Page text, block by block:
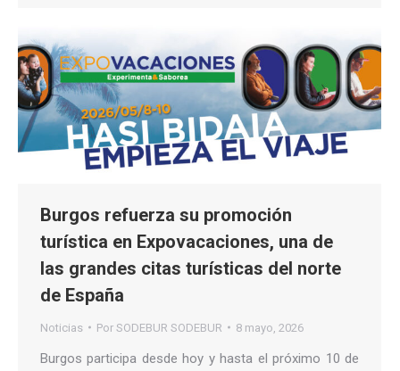
Burgos refuerza su promoción
turística en Expovacaciones, una de
las grandes citas turísticas del norte
de España
Noticias Por SODEBUR SODEBUR 8 mayo, 2026
Burgos participa desde hoy y hasta el próximo 10 de